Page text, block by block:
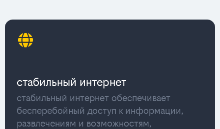
стабильный интернет
стабильный интернет обеспечивает
бесперебойный доступ к информации,
развлечениям и возможностям,